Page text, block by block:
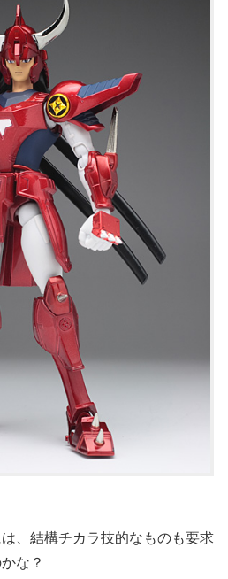
、結構チカラ技的なものも要求
な？